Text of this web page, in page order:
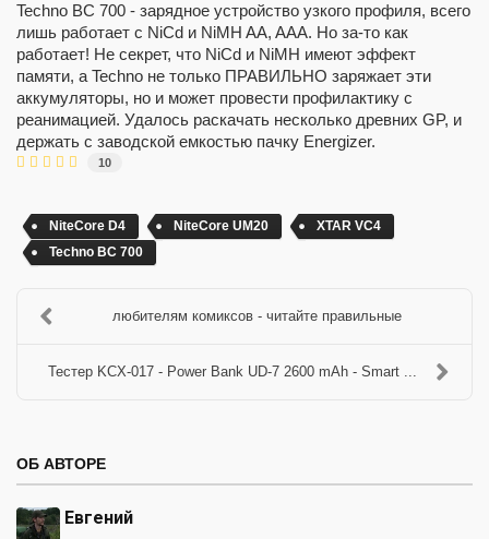
Techno BC 700 - зарядное устройство узкого профиля, всего
лишь работает с NiCd и NiMH AA, AAA. Но за-то как
работает! Не секрет, что NiCd и NiMH имеют эффект
памяти, а Techno не только ПРАВИЛЬНО заряжает эти
аккумуляторы, но и может провести профилактику с
реанимацией. Удалось раскачать несколько древних GP, и
держать с заводской емкостью пачку Energizer.
10
NiteCore D4 NiteCore UM20
XTAR VC4
Techno BC 700
любителям комиксов - читайте правильные
Тестер KCX-017 - Power Bank UD-7 2600 mAh - Smart ...
ОБ АВТОРЕ
Евгений